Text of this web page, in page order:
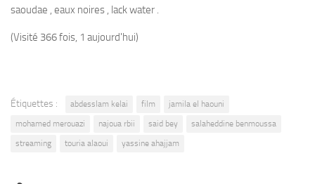
saoudae , eaux noires , lack water .
(Visité 366 fois, 1 aujourd'hui)
Étiquettes : abdesslam kelai film
jamila el haouni
mohamed merouazi
najoua rbii said bey
salaheddine benmoussa
streaming
touria alaoui yassine ahajjam